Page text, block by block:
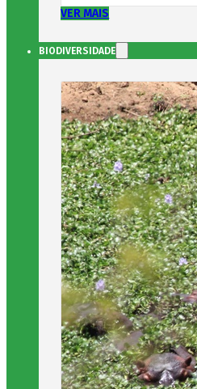
VER MAIS
BIODIVERSIDADE